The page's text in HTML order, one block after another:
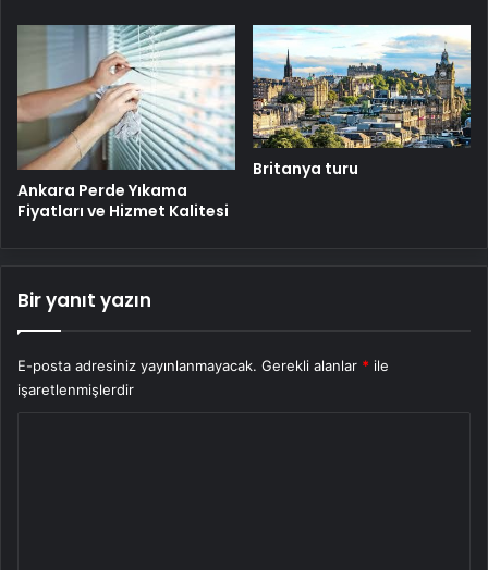
Ankara Perde Yıkama
Fiyatları ve Hizmet Kalitesi
Britanya turu
Bir yanıt yazın
E-posta adresiniz yayınlanmayacak. Gerekli alanlar * ile
işaretlenmişlerdir